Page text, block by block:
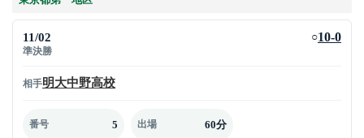
11/02
準決勝
○10-0
相手明大中野高校
番号 5 出場 60分